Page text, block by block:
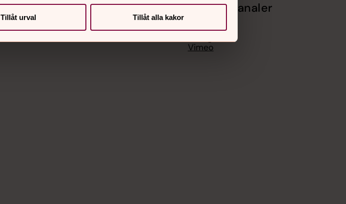
Tillåt urval Tillåt alla kakor
Hitta snabbt
Sidkarta
Sociala kanaler
Facebook
Vimeo